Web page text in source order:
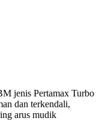
jenis Pertamax Turbo
dan terkendali,
arus mudik